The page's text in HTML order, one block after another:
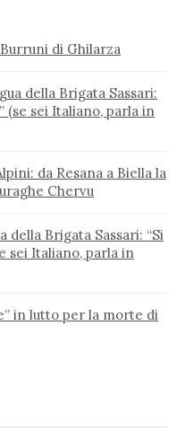
di Ghilarza
della Brigata Sassari:
(se sei Italiano, parla in
da Resana a Biella la
Chervu
della Brigata Sassari: “Si
sei Italiano, parla in
in lutto per la morte di